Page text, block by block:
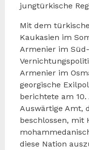
jungtürkische
Mit dem
Kaukasien im
Armenier im
Armenier im
georgische
berichtete am 10.
Auswärtige Amt,
beschlossen, mit
diese Nation